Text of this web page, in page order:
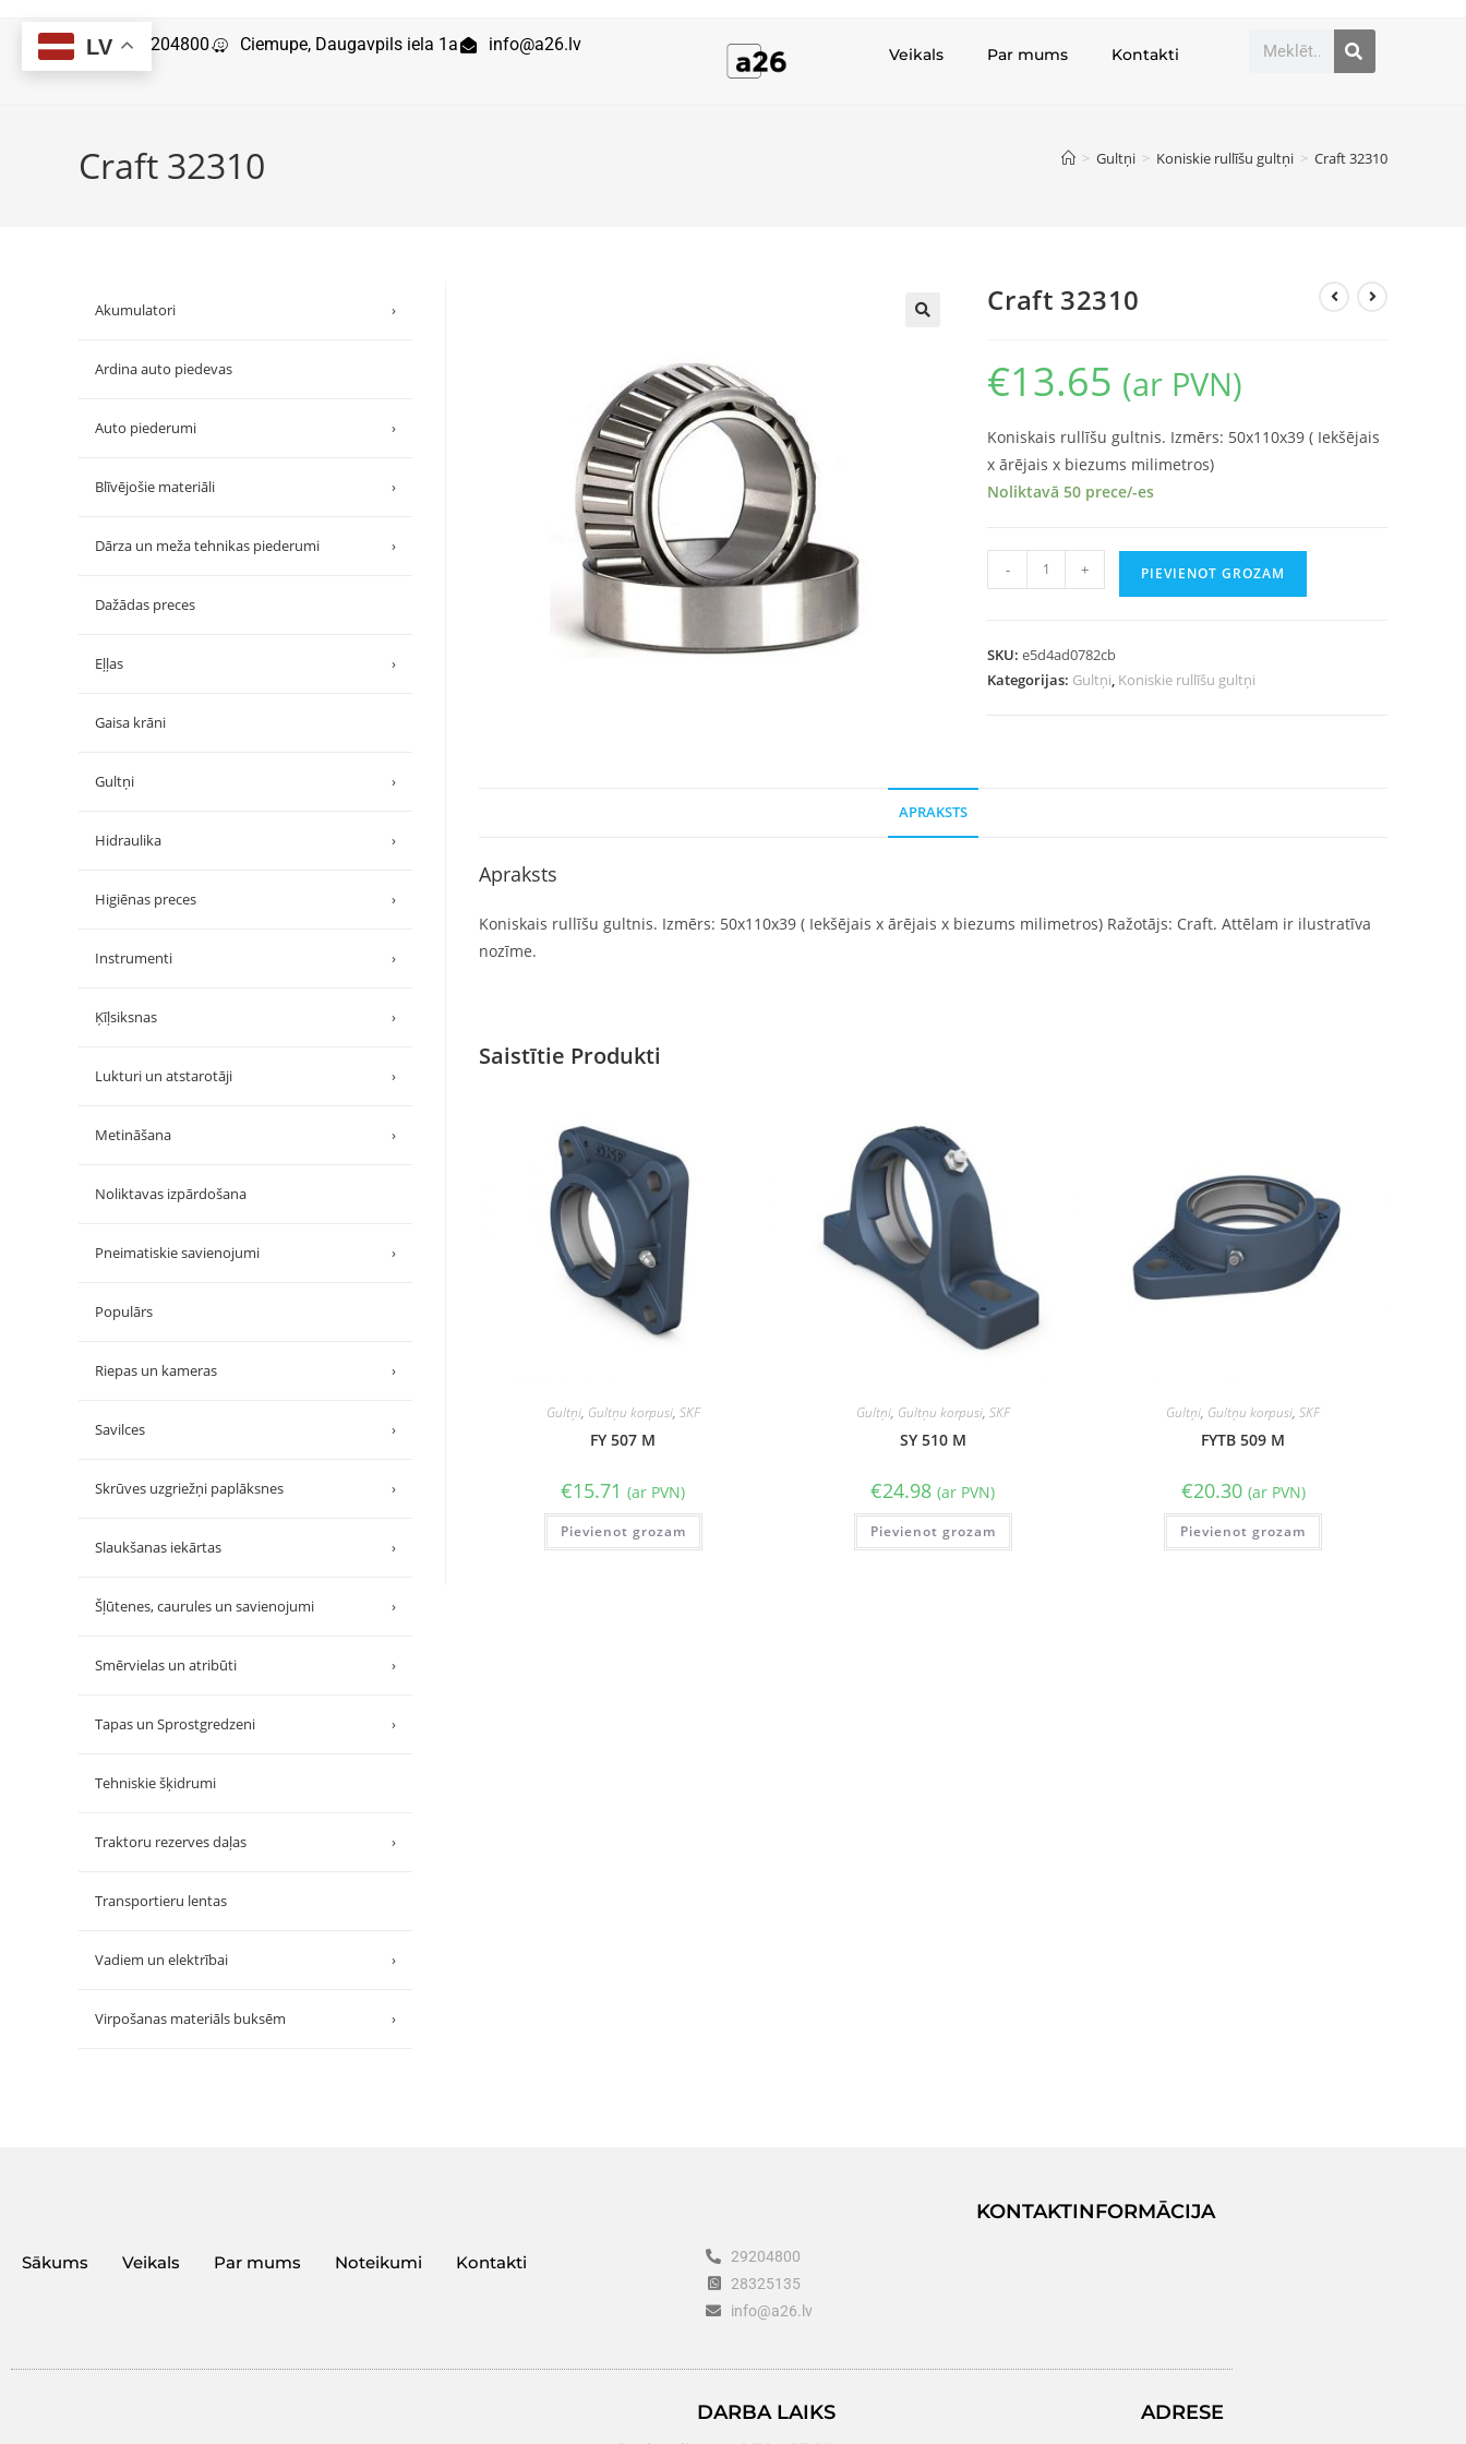
29204800 Ciemupe, Daugavpils iela 1a info@a26.lv Veikals Par mums Kontakti
Craft 32310 > Gultņi > Koniskie rullīšu gultņi > Craft 32310
Craft 32310
€13.65 (ar PVN)
Koniskais rullīšu gultnis. Izmērs: 50x110x39 ( Iekšējais
x ārējais x biezums milimetros)
Noliktavā 50 prece/-es
- + PIEVIENOT GROZAM
SKU:e5d4ad0782cb
Kategorijas: Gultņi, Koniskie rullīšu gultņi
APRAKSTS
Apraksts
Koniskais rullīšu gultnis. Izmērs: 50x110x39 ( Iekšējais x ārējais x biezums milimetros) Ražotājs: Craft. Attēlam ir ilustratīva
nozīme.
Saistītie Produkti
Gultņi, Gultņu korpusi, SKF
FY 507 M
€15.71 (ar PVN)
Pievienot grozam
Gultņi, Gultņu korpusi, SKF
SY 510 M
€24.98 (ar PVN)
Pievienot grozam
Gultņi, Gultņu korpusi,SKF
FYTB 509 M
€20.30 (ar PVN)
Pievienot grozam
Akumulatori ›
Ardina auto piedevas
Auto piederumi ›
Blīvējošie materiāli ›
Dārza un meža tehnikas piederumi ›
Dažādas preces
Eļļas ›
Gaisa krāni
Gultņi ›
Hidraulika ›
Higiēnas preces ›
Instrumenti ›
Ķīļsiksnas ›
Lukturi un atstarotāji ›
Metināšana ›
Noliktavas izpārdošana
Pneimatiskie savienojumi ›
Populārs
Riepas un kameras ›
Savilces ›
Skrūves uzgriežņi paplāksnes ›
Slaukšanas iekārtas ›
Šļūtenes, caurules un savienojumi ›
Smērvielas un atribūti ›
Tapas un Sprostgredzeni ›
Tehniskie šķidrumi
Traktoru rezerves daļas ›
Transportieru lentas
Vadiem un elektrībai ›
Virpošanas materiāls buksēm ›
Sākums Veikals Par mums Noteikumi Kontakti
KONTAKTINFORMĀCIJA
29204800
28325135
info@a26.lv
DARBA LAIKS ADRESE
LV